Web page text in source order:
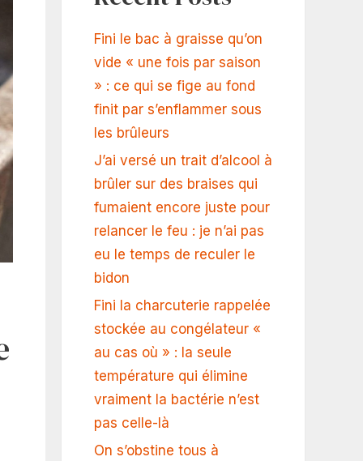
Fini le bac à graisse qu’on
vide « une fois par saison
» : ce qui se fige au fond
finit par s’enflammer sous
les brûleurs
J’ai versé un trait d’alcool à
brûler sur des braises qui
fumaient encore juste pour
relancer le feu : je n’ai pas
eu le temps de reculer le
bidon
Fini la charcuterie rappelée
stockée au congélateur «
au cas où » : la seule
température qui élimine
vraiment la bactérie n’est
pas celle-là
On s’obstine tous à